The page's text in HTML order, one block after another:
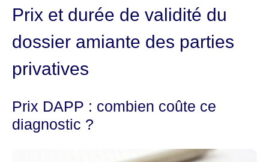
Prix et durée de validité du
dossier amiante des parties
privatives
Prix DAPP : combien coûte ce
diagnostic ?